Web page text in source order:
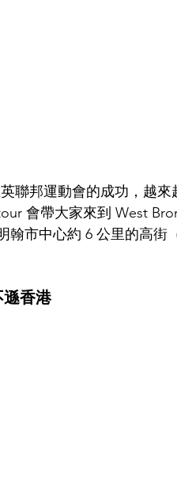
聯邦運動會的成功，越
會帶大家來到 West
翰市中心約 6 公里的高街
香港